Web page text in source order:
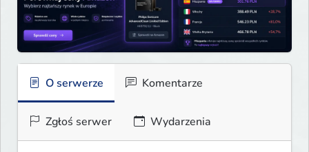
O serwerze Komentarze
Zgłoś serwer Wydarzenia